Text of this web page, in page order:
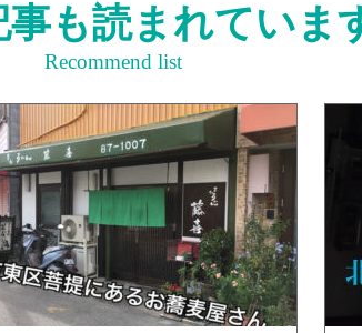
事も読まれていま
Recommend list